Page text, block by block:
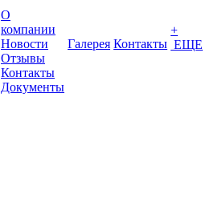
О
компании
Новости
Отзывы
Контакты
Документы
Галерея Контакты
+
ЕЩЕ